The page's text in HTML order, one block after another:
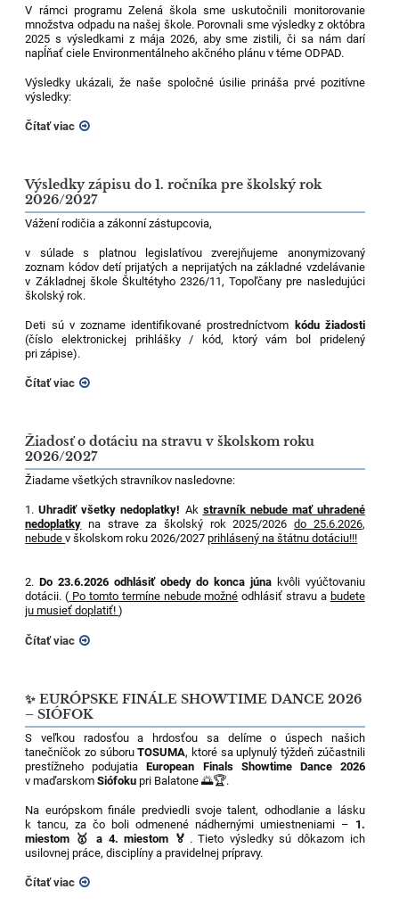
V rámci programu Zelená škola sme uskutočnili monitorovanie
množstva odpadu na našej škole. Porovnali sme výsledky z októbra
2025 s výsledkami z mája 2026, aby sme zistili, či sa nám darí
napĺňať ciele Environmentálneho akčného plánu v téme ODPAD.
Výsledky ukázali, že naše spoločné úsilie prináša prvé pozitívne
výsledky:
Čítať viac
Výsledky zápisu do 1. ročníka pre školský rok
2026/2027
Vážení rodičia a zákonní zástupcovia,
v súlade s platnou legislatívou zverejňujeme anonymizovaný
zoznam kódov detí prijatých a neprijatých na základné vzdelávanie
v Základnej škole Škultétyho 2326/11, Topoľčany pre nasledujúci
školský rok.
Deti sú v zozname identifikované prostredníctvom kódu žiadosti
(číslo elektronickej prihlášky / kód, ktorý vám bol pridelený
pri zápise).
Čítať viac
Žiadosť o dotáciu na stravu v školskom roku
2026/2027
Žiadame všetkých stravníkov nasledovne:
1.Uhradiť všetky nedoplatky! Ak stravník nebude mať uhradené
nedoplatky na strave za školský rok 2025/2026do 25.6.2026,
nebudev školskom roku 2026/2027prihlásený na štátnu dotáciu!!!
2.Do 23.6.2026 odhlásiť obedy do konca júna kvôli vyúčtovaniu
dotácii. ( Po tomto termíne nebude možné odhlásiť stravu a budete
ju musieť doplatiť!)
Čítať viac
✨ EURÓPSKE FINÁLE SHOWTIME DANCE 2026
– SIÓFOK
S veľkou radosťou a hrdosťou sa delíme o úspech našich
tanečníčok zo súboruTOSUMA, ktoré sa uplynulý týždeň zúčastnili
prestížneho podujatiaEuropean Finals Showtime Dance 2026
v maďarskomSiófoku pri Balatone 🌅🏆.
Na európskom finále predviedli svoje talent, odhodlanie a lásku
k tancu, za čo boli odmenené nádhernými umiestneniami – 1.
miestom 🥇 a 4. miestom 🏅 . Tieto výsledky sú dôkazom ich
usilovnej práce, disciplíny a pravidelnej prípravy.
Čítať viac